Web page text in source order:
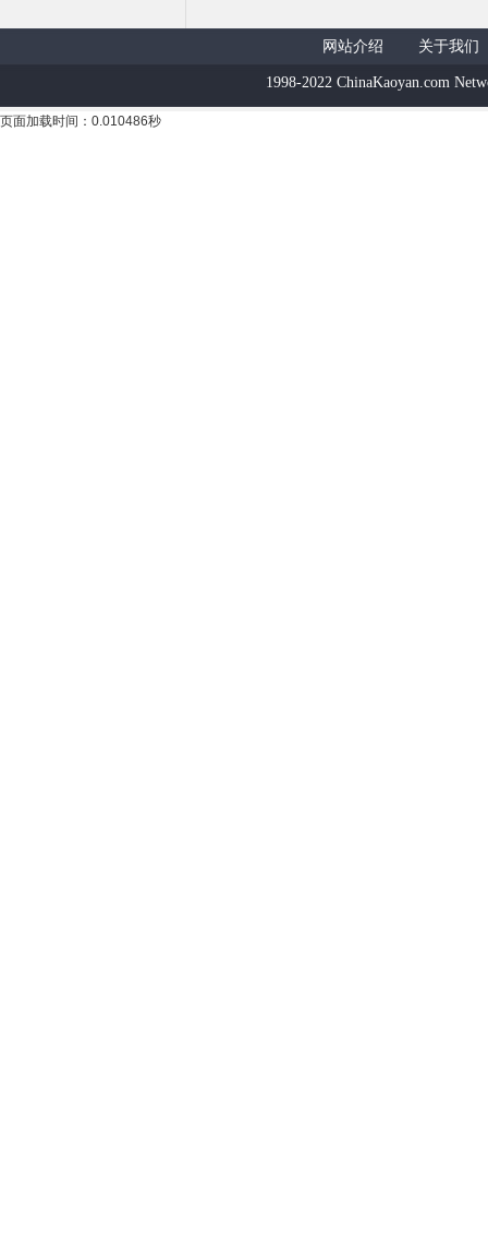
网站介绍 关于我们
1998-2022 ChinaKaoyan.com
页面加载时间：0.010486秒